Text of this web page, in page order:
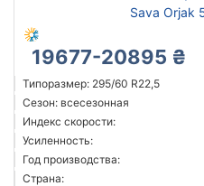
Sava Orjak
19677-20895 ₴
Типоразмер: 295/60 R22,5
Сезон: всесезонная
Индекс скорости:
Усиленность:
Год производства:
Страна: